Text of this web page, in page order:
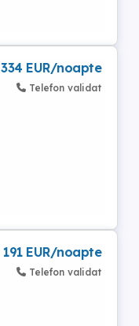
334 EUR/noapte
Telefon validat
191 EUR/noapte
Telefon validat